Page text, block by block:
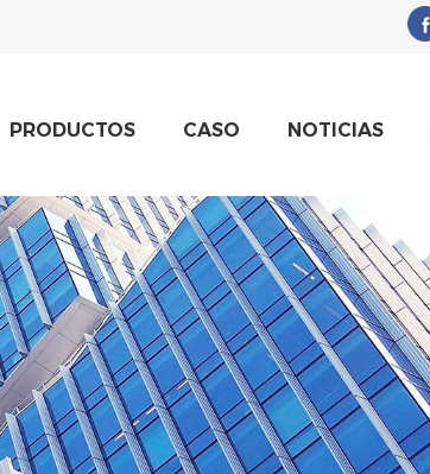
PRODUCTOS CASO NOTICIAS